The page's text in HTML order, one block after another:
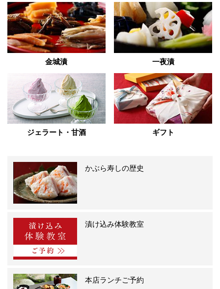
金城漬 一夜漬
ジェラート・甘酒 ギフト
かぶら寿しの歴史
漬け込み体験教室
本店ランチご予約